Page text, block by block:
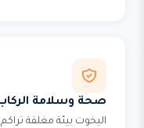
صحة وسلامة
اليخوت بيئة مغلقة تراكم